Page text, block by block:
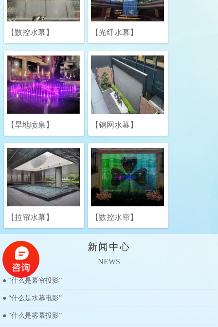
【数控水幕】 【光纤水幕】
【旱地喷泉】 【钢网水幕】
【拉帘水幕】 【数控水帘】
新闻中心
NEWS
● “什么是幕帘投影”
● “什么是水幕电影”
● “什么是雾幕投影”